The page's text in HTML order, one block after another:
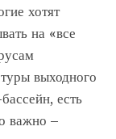
хотят
на «все
выходного
есть
важно –